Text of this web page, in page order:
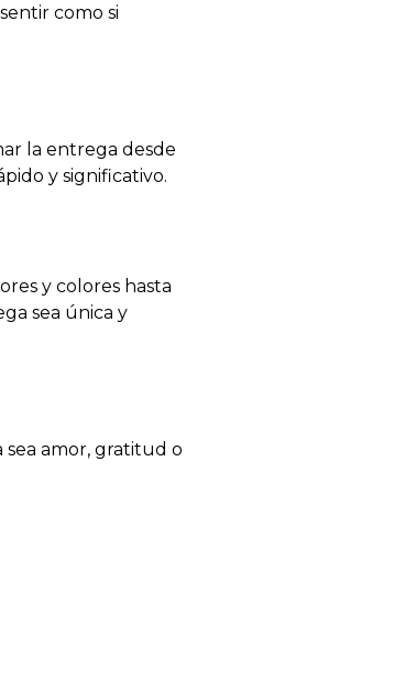
como si
la entrega desde
y significativo.
y colores hasta
sea única y
sea amor, gratitud o